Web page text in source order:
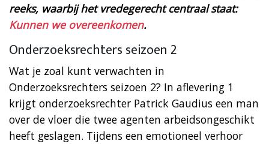
reeks, waarbij het vredegerecht centraal staat:
Kunnen we overeenkomen.
Onderzoeksrechters seizoen 2
Wat je zoal kunt verwachten in
Onderzoeksrechters seizoen 2? In aflevering 1
krijgt onderzoeksrechter Patrick Gaudius een man
over de vloer die twee agenten arbeidsongeschikt
heeft geslagen. Tijdens een emotioneel verhoor